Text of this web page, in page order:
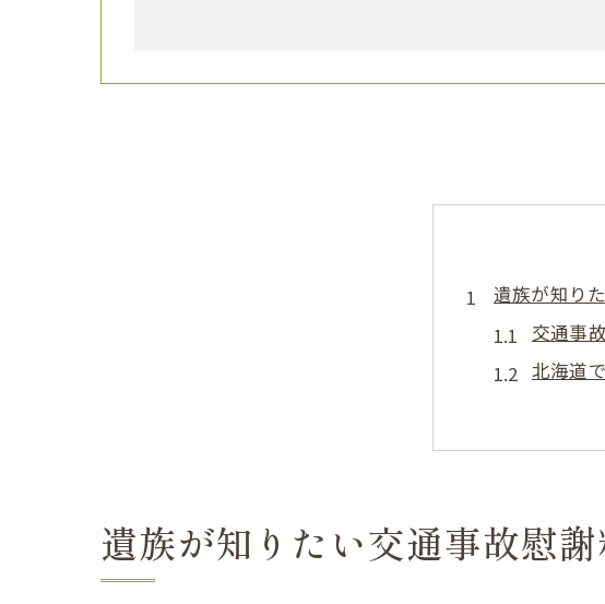
遺族が知り
交通事
北海道
交通事
遺族の
交通事故被
交通事
遺族が知りたい交通事故慰